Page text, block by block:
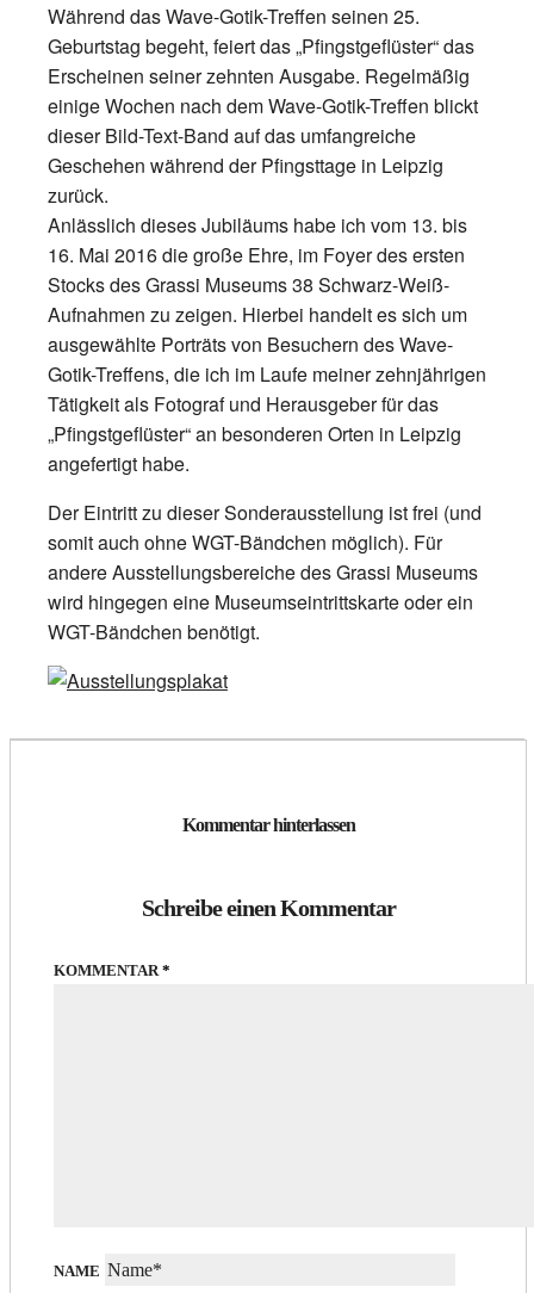
Während das Wave-Gotik-Treffen seinen 25.
Geburtstag begeht, feiert das „Pfingstgeflüster“ das
Erscheinen seiner zehnten Ausgabe. Regelmäßig
einige Wochen nach dem Wave-Gotik-Treffen blickt
dieser Bild-Text-Band auf das umfangreiche
Geschehen während der Pfingsttage in Leipzig
zurück.
Anlässlich dieses Jubiläums habe ich vom 13. bis
16. Mai 2016 die große Ehre, im Foyer des ersten
Stocks des Grassi Museums 38 Schwarz-Weiß-
Aufnahmen zu zeigen. Hierbei handelt es sich um
ausgewählte Porträts von Besuchern des Wave-
Gotik-Treffens, die ich im Laufe meiner zehnjährigen
Tätigkeit als Fotograf und Herausgeber für das
„Pfingstgeflüster“ an besonderen Orten in Leipzig
angefertigt habe.
Der Eintritt zu dieser Sonderausstellung ist frei (und
somit auch ohne WGT-Bändchen möglich). Für
andere Ausstellungsbereiche des Grassi Museums
wird hingegen eine Museumseintrittskarte oder ein
WGT-Bändchen benötigt.
Kommentar hinterlassen
Schreibe einen Kommentar
KOMMENTAR*
NAME